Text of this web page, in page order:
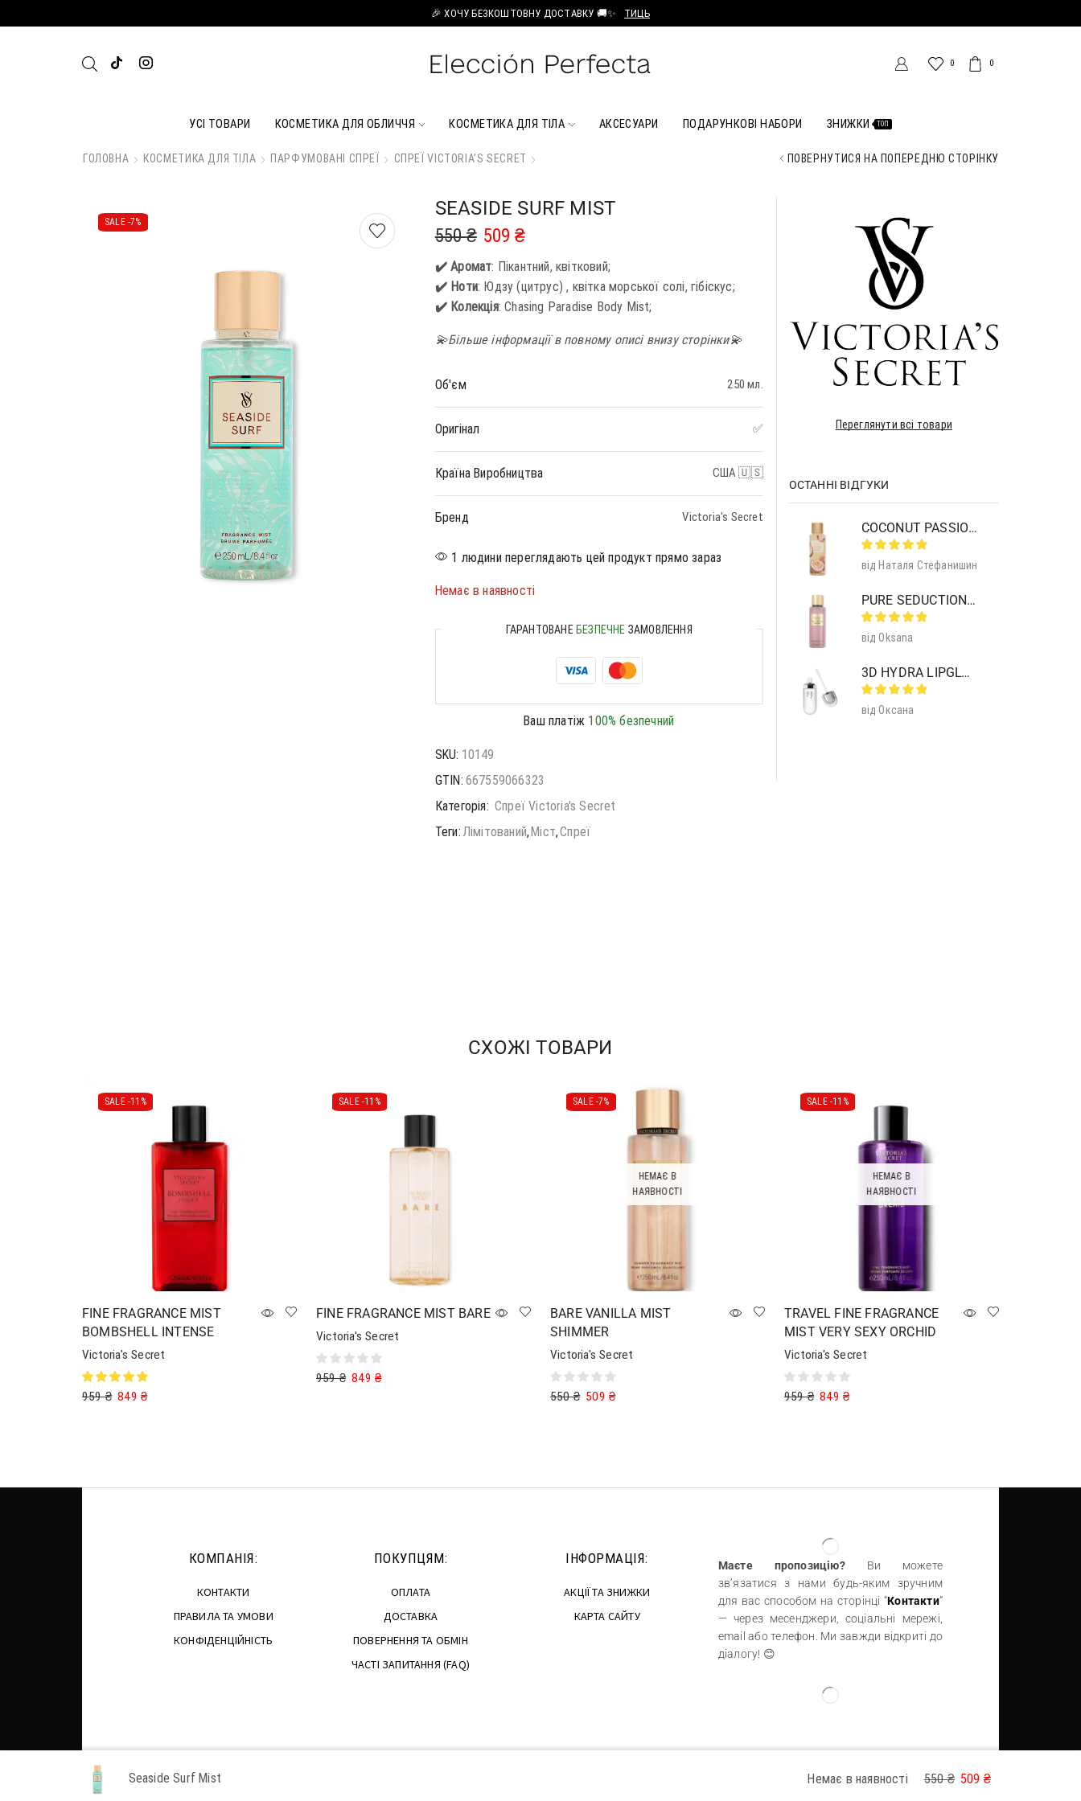
🎉 ХОЧУ БЕЗКОШТОВНУ ДОСТАВКУ 🚚✨ ТИЦЬ
0 0
УСІ ТОВАРИ КОСМЕТИКА ДЛЯ ОБЛИЧЧЯ КОСМЕТИКА ДЛЯ ТІЛА АКСЕСУАРИ ПОДАРУНКОВІ НАБОРИ ЗНИЖКИ ТОП
ГОЛОВНА КОСМЕТИКА ДЛЯ ТІЛА ПАРФУМОВАНІ СПРЕЇ СПРЕЇ VICTORIA'S SECRET ПОВЕРНУТИСЯ НА ПОПЕРЕДНЮ СТОРІНКУ
SALE -7%
SEASIDE SURF MIST
550₴ 509 ₴
✔️ Аромат: Пікантний, квітковий;
✔️ Ноти: Юдзу (цитрус) , квітка морської солі, гібіскус;
✔️ Колекція: Chasing Paradise Body Mist;
💫Більше інформації в повному описі внизу сторінки💫
Об'єм 250 мл.
Оригінал ✅
Країна Виробництва США 🇺🇸
Бренд Victoria's Secret
1 людини переглядають цей продукт прямо зараз
Немає в наявності
ГАРАНТОВАНЕ БЕЗПЕЧНЕ ЗАМОВЛЕННЯ
Ваш платіж 100% безпечний
SKU: 10149
GTIN: 667559066323
Категорія: Спреї Victoria's Secret
Теги: Лімітований,Міст,Спреї
Переглянути всі товари
ОСТАННІ ВІДГУКИ
COCONUT PASSION BRULEE BODY MIST
від Наталя Стефанишин
PURE SEDUCTION MIST SHIMMER
від Oksana
3D HYDRA LIPGLOSS 01 CLEAR
від Оксана
СХОЖІ ТОВАРИ
SALE -11%
FINE FRAGRANCE MIST
BOMBSHELL INTENSE
Victoria's Secret
959₴ 849₴
SALE -11%
FINE FRAGRANCE MIST BARE
Victoria's Secret
959₴ 849₴
SALE -7%
НЕМАЄ В
НАЯВНОСТІ
BARE VANILLA MIST
SHIMMER
Victoria's Secret
550₴ 509₴
SALE -11%
НЕМАЄ В
НАЯВНОСТІ
TRAVEL FINE FRAGRANCE
MIST VERY SEXY ORCHID
Victoria's Secret
959₴ 849₴
КОМПАНІЯ:
КОНТАКТИ
ПРАВИЛА ТА УМОВИ
КОНФІДЕНЦІЙНІСТЬ
ПОКУПЦЯМ:
ОПЛАТА
ДОСТАВКА
ПОВЕРНЕННЯ ТА ОБМІН
ЧАСТІ ЗАПИТАННЯ (FAQ)
ІНФОРМАЦІЯ:
АКЦІЇ ТА ЗНИЖКИ
КАРТА САЙТУ
Маєте пропозицію?Ви можете
зв’язатися з нами будь-яким зручним
для вас способом на сторінці “Контакти”
— через месенджери, соціальні мережі,
email або телефон. Ми завжди відкриті до
діалогу! 😊
Eleccion Perfecta © 2026
Seaside Surf Mist 550₴ 509 ₴
Немає в наявності